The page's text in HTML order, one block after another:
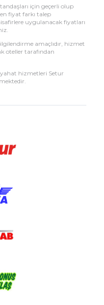
için geçerli olup
fiyat farkı talep
uygulanacak fiyatları
amaçlıdır, hizmet
oteller tarafından
hizmetleri Setur